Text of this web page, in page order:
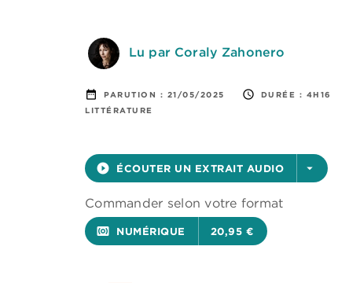
Lu par Coraly Zahonero
date_range PARUTION : 21/05/2025 access_time DURÉE : 4H16
LITTÉRATURE
play_circle_filled ÉCOUTER UN EXTRAIT AUDIO arrow_drop_down
Commander selon votre format
surround_sound NUMÉRIQUE 20,95 €